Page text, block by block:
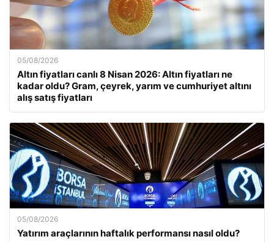
05/08/2026
Altın fiyatları canlı 8 Nisan 2026: Altın fiyatları ne
kadar oldu? Gram, çeyrek, yarım ve cumhuriyet altını
alış satış fiyatları
05/08/2026
Yatırım araçlarının haftalık performansı nasıl oldu?